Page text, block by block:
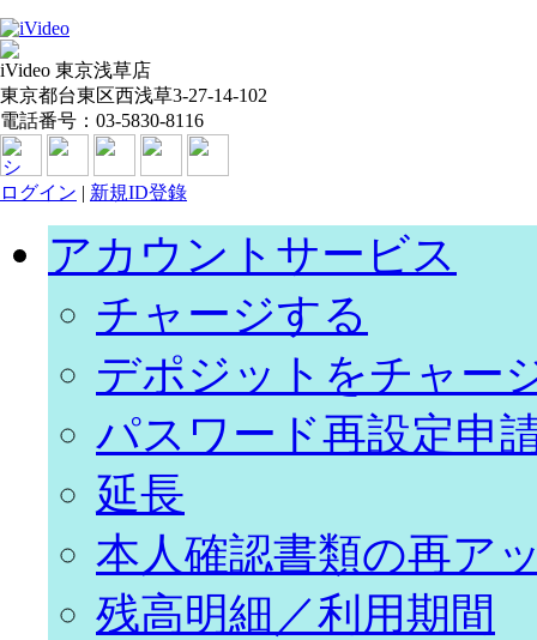
iVideo 東京浅草店
東京都台東区西浅草3-27-14-102
電話番号：03-5830-8116
ログイン | 新規ID登錄
アカウントサービス
チャージする
デポジットをチャー
パスワード再設定申
延長
本人確認書類の再ア
残高明細／利用期間